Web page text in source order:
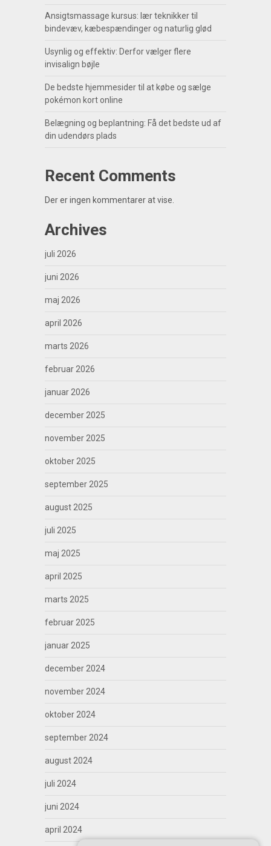
Ansigtsmassage kursus: lær teknikker til
bindevæv, kæbespændinger og naturlig glød
Usynlig og effektiv: Derfor vælger flere
invisalign bøjle
De bedste hjemmesider til at købe og sælge
pokémon kort online
Belægning og beplantning: Få det bedste ud af
din udendørs plads
Recent Comments
Der er ingen kommentarer at vise.
Archives
juli 2026
juni 2026
maj 2026
april 2026
marts 2026
februar 2026
januar 2026
december 2025
november 2025
oktober 2025
september 2025
august 2025
juli 2025
maj 2025
april 2025
marts 2025
februar 2025
januar 2025
december 2024
november 2024
oktober 2024
september 2024
august 2024
juli 2024
juni 2024
april 2024